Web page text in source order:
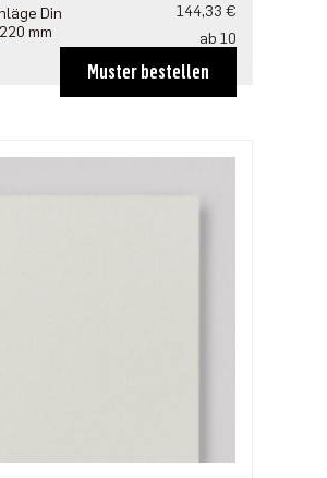
Din
mm
144,33 €
ab 10
138,05 €
ab 20
Muster bestellen